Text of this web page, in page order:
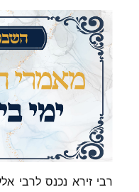
רבי זירא נכנס לרבי